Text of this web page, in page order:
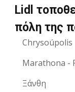
Lidl
πόλη της
Chrysoúpolis
Marathona -
Ξάνθη